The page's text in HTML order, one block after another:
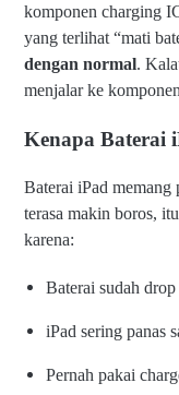
komponen charging
yang terlihat “mati
dengan normal.
menjalar ke
Kenapa Baterai
Baterai iPad memang
terasa makin boros,
karena:
Baterai sudah
iPad sering panas
Pernah pakai